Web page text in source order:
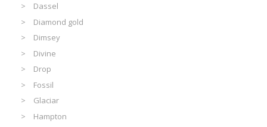
Dassel
Diamond gold
Dimsey
Divine
Drop
Fossil
Glaciar
Hampton